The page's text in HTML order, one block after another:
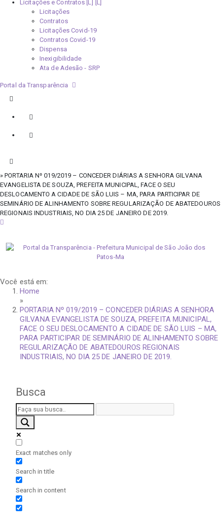
Licitações e Contratos [L]
Licitações
Contratos
Licitações Covid-19
Contratos Covid-19
Dispensa
Inexigibilidade
Ata de Adesão - SRP
Portal da Transparência
» PORTARIA Nº 019/2019 – CONCEDER DIÁRIAS A SENHORA GILVANA
EVANGELISTA DE SOUZA, PREFEITA MUNICIPAL, FACE O SEU
DESLOCAMENTO A CIDADE DE SÃO LUIS – MA, PARA PARTICIPAR DE
SEMINÁRIO DE ALINHAMENTO SOBRE REGULARIZAÇÃO DE ABATEDOUROS
REGIONAIS INDUSTRIAIS, NO DIA 25 DE JANEIRO DE 2019.
Você está em:
Home
»
PORTARIA Nº 019/2019 – CONCEDER DIÁRIAS A SENHORA
GILVANA EVANGELISTA DE SOUZA, PREFEITA MUNICIPAL,
FACE O SEU DESLOCAMENTO A CIDADE DE SÃO LUIS – MA,
PARA PARTICIPAR DE SEMINÁRIO DE ALINHAMENTO SOBRE
REGULARIZAÇÃO DE ABATEDOUROS REGIONAIS
INDUSTRIAIS, NO DIA 25 DE JANEIRO DE 2019.
Busca
Exact matches only
Search in title
Search in content